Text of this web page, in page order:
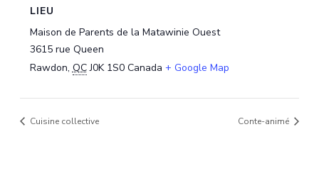
LIEU
Maison de Parents de la Matawinie Ouest
3615 rue Queen
Rawdon, QC J0K 1S0 Canada + Google Map
Cuisine collective Conte-animé